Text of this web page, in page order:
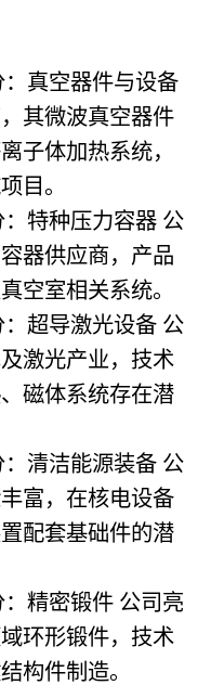
：真空器件与设备
其微波真空器件
子体加热系统，
目。
：特种压力容器 公
器供应商，产品
空室相关系统。
：超导激光设备 公
激光产业，技术
磁体系统存在潜
：清洁能源装备 公
富，在核电设备
配套基础件的潜
：精密锻件 公司亮
环形锻件，技术
构件制造。